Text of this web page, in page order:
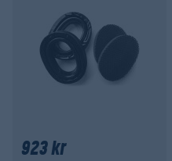
923 kr